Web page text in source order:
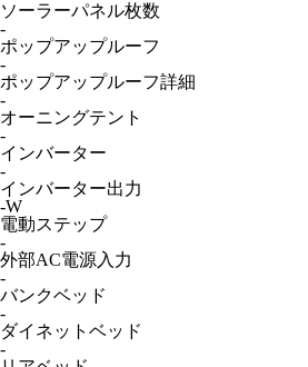
ソーラーパネル枚数
-
ポップアップルーフ
-
ポップアップルーフ詳細
-
オーニングテント
-
インバーター
-
インバーター出力
-W
電動ステップ
-
外部AC電源入力
-
バンクベッド
-
ダイネットベッド
-